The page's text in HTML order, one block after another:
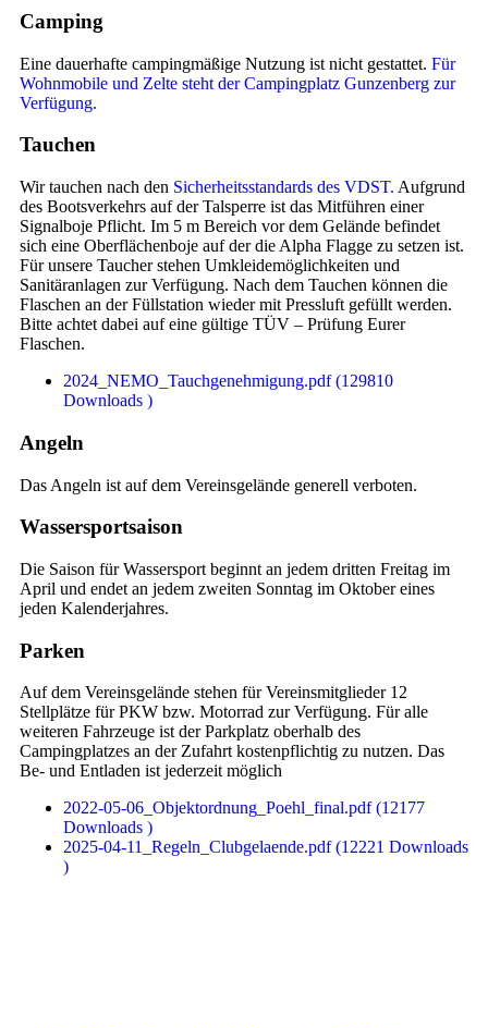
Camping
Eine dauerhafte campingmäßige Nutzung ist nicht gestattet. Für
Wohnmobile und Zelte steht der Campingplatz Gunzenberg zur
Verfügung.
Tauchen
Wir tauchen nach den Sicherheitsstandards des VDST. Aufgrund
des Bootsverkehrs auf der Talsperre ist das Mitführen einer
Signalboje Pflicht. Im 5 m Bereich vor dem Gelände befindet
sich eine Oberflächenboje auf der die Alpha Flagge zu setzen ist.
Für unsere Taucher stehen Umkleidemöglichkeiten und
Sanitäranlagen zur Verfügung. Nach dem Tauchen können die
Flaschen an der Füllstation wieder mit Pressluft gefüllt werden.
Bitte achtet dabei auf eine gültige TÜV – Prüfung Eurer
Flaschen.
2024_NEMO_Tauchgenehmigung.pdf (129810
Downloads )
Angeln
Das Angeln ist auf dem Vereinsgelände generell verboten.
Wassersportsaison
Die Saison für Wassersport beginnt an jedem dritten Freitag im
April und endet an jedem zweiten Sonntag im Oktober eines
jeden Kalenderjahres.
Parken
Auf dem Vereinsgelände stehen für Vereinsmitglieder 12
Stellplätze für PKW bzw. Motorrad zur Verfügung. Für alle
weiteren Fahrzeuge ist der Parkplatz oberhalb des
Campingplatzes an der Zufahrt kostenpflichtig zu nutzen. Das
Be- und Entladen ist jederzeit möglich
2022-05-06_Objektordnung_Poehl_final.pdf (12177
Downloads )
2025-04-11_Regeln_Clubgelaende.pdf (12221 Downloads
)